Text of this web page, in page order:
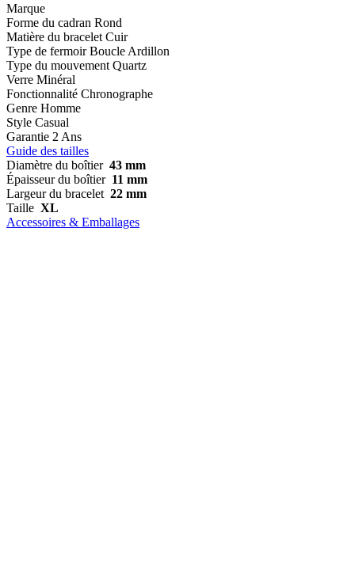
Marque
Forme du cadran Rond
Matière du bracelet Cuir
Type de fermoir Boucle Ardillon
Type du mouvement Quartz
Verre Minéral
Fonctionnalité Chronographe
Genre Homme
Style Casual
Garantie 2 Ans
Guide des tailles
Diamètre du boîtier 43 mm
Épaisseur du boîtier 11 mm
Largeur du bracelet 22 mm
Taille XL
Accessoires & Emballages